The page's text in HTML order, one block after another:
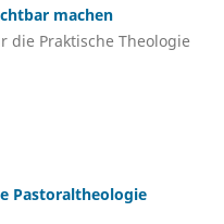
machen
die Praktische Theologie
Pastoraltheologie